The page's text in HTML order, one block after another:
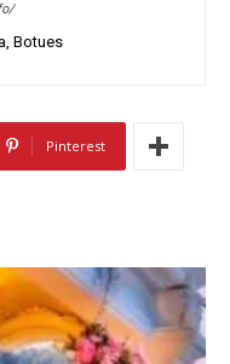
Botues
Pinterest